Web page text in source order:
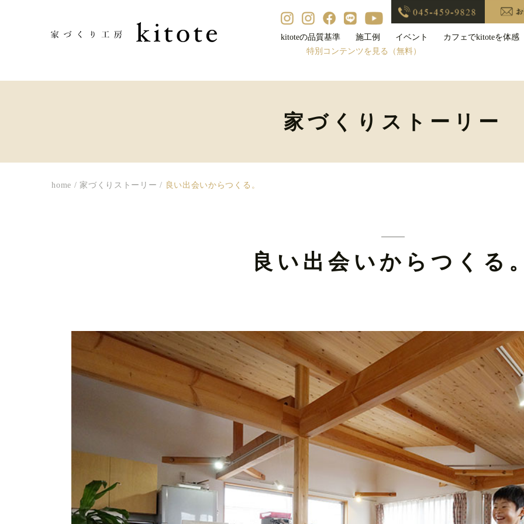
kitoteの品質基準 施工例 イベント
カフェでkitoteを体感
特別コンテンツを見る（無料）
家づくりストーリー
home /家づくりストーリー / 良い出会いからつくる。
良い出会いからつくる